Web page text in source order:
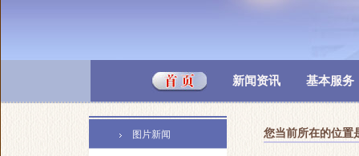
新闻资讯 基本服务
图片新闻 您当前所在的位置